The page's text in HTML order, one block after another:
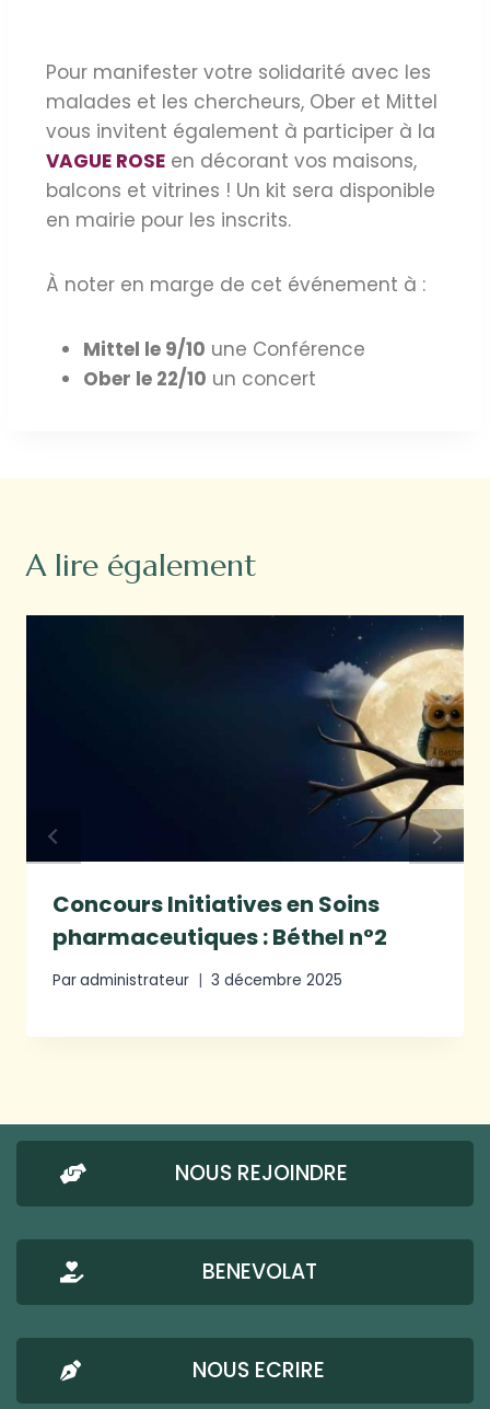
Pour manifester votre solidarité avec les
malades et les chercheurs, Ober et Mittel
vous invitent également à participer à la
VAGUE ROSE en décorant vos maisons,
balcons et vitrines ! Un kit sera disponible
en mairie pour les inscrits.
À noter en marge de cet événement à :
Mittel le 9/10 une Conférence
Ober le 22/10 un concert
A lire également
Concours Initiatives en Soins
pharmaceutiques : Béthel n°2
Paradministrateur 3 décembre 2025
NOUS REJOINDRE
BENEVOLAT
NOUS ECRIRE